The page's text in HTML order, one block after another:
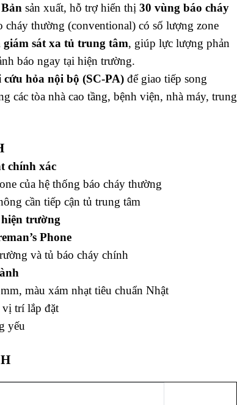
sản xuất, hỗ trợ hiển thị 30 vùng báo cháy
thường (conventional) có số lượng zone
giám sát xa tủ trung tâm, giúp lực lượng phản
báo ngay tại hiện trường.
hỏa nội bộ (SC-PA) để giao tiếp song
các tòa nhà cao tầng, bệnh viện, nhà máy, trung
chính xác
của hệ thống báo cháy thường
cần tiếp cận tủ trung tâm
trường
Phone
và tủ báo cháy chính
màu xám nhạt tiêu chuẩn Nhật
trí lắp đặt
yếu